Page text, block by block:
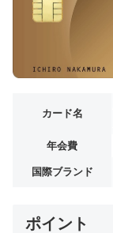
カード名
年会費
国際ブランド
ポイント